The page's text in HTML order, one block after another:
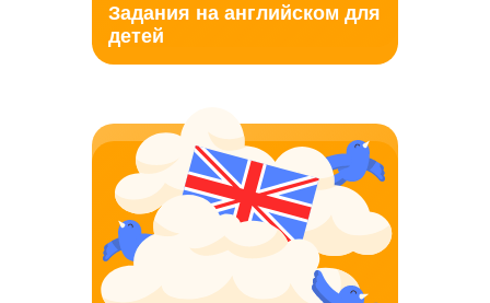
Задания на английском для
детей